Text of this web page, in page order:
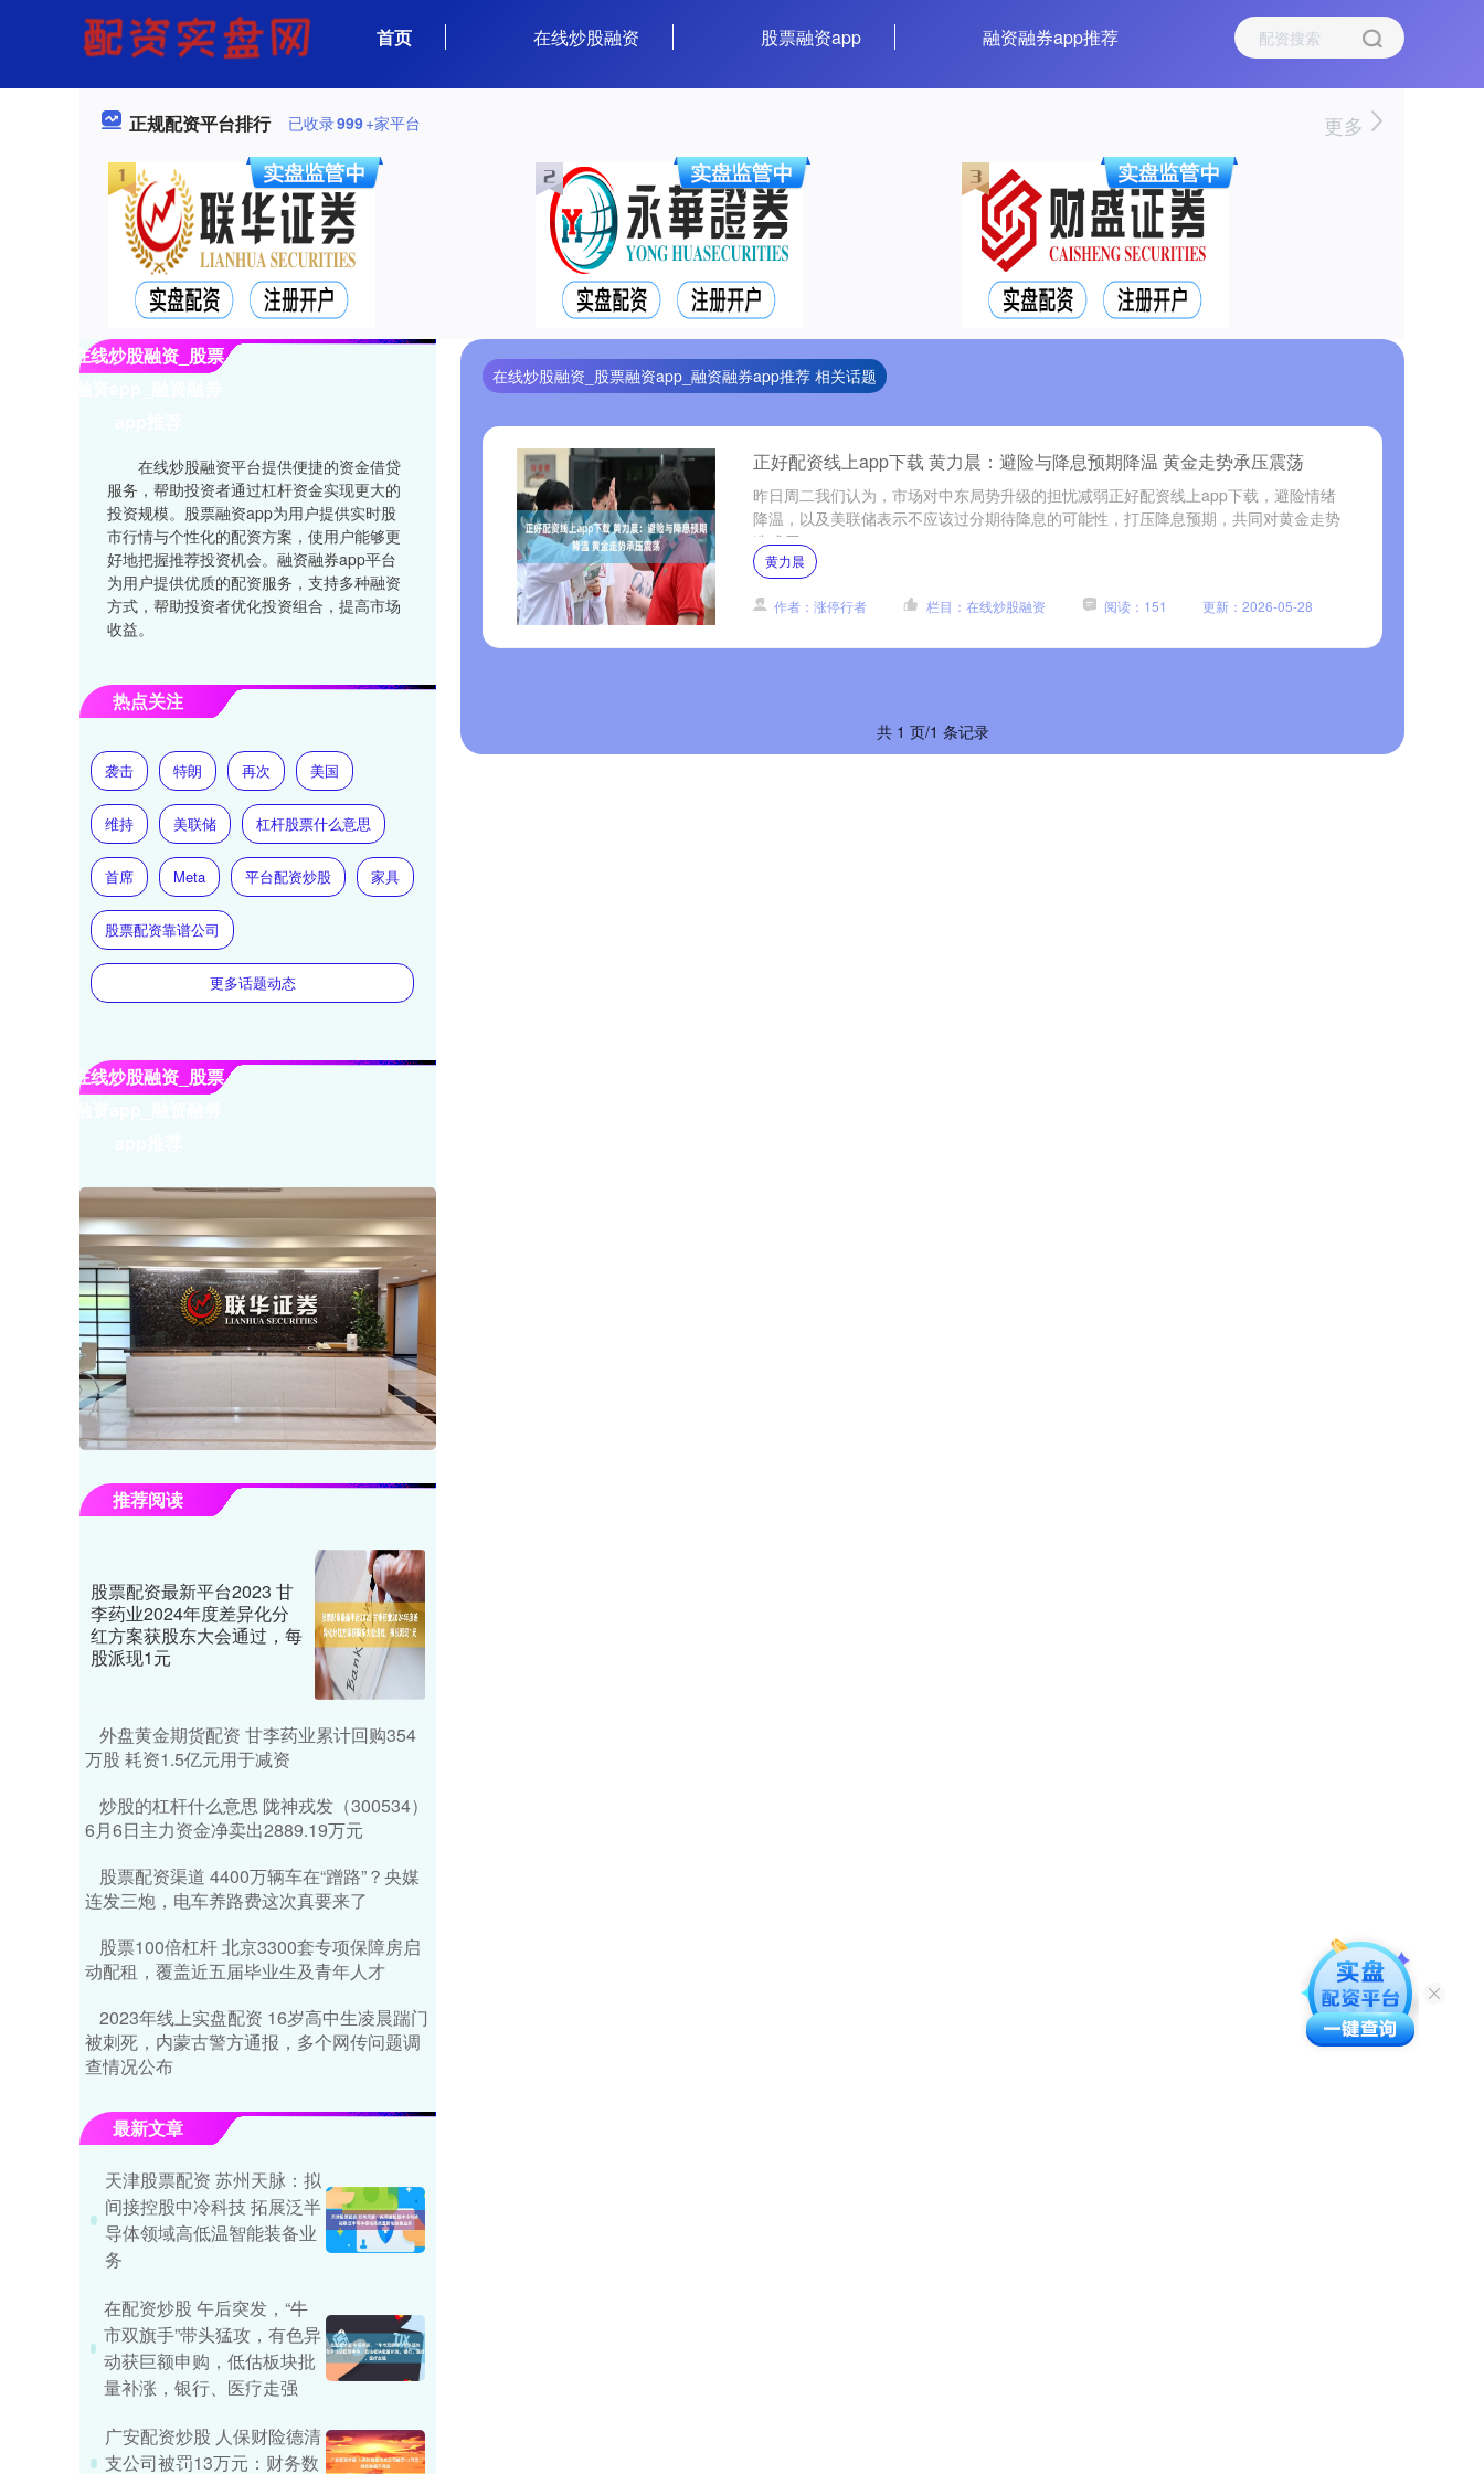
首页 在线炒股融资 股票融资app 融资融券app推荐
正规配资平台排行 已收录999+家平台 更多
在线炒股融资_股票融资app_融资融券app推荐 相关话题
正好配资线上app下载 黄力晨：避险与降息预期降温 黄金走势承压震荡
昨日周二我们认为，市场对中东局势升级的担忧减弱正好配资线上app下载，避险情绪
降温，以及美联储表示不应该过分期待降息的可能性，打压降息预期，共同对黄金走势
造成压....
黄力晨
作者：涨停行者 栏目：在线炒股融资 阅读：151 更新：2026-05-28
共 1 页/1 条记录
在线炒股融资_股票
在线炒股融资平台提供便捷的资金借贷
服务，帮助投资者通过杠杆资金实现更大的
投资规模。股票融资app为用户提供实时股
市行情与个性化的配资方案，使用户能够更
好地把握推荐投资机会。融资融券app平台
为用户提供优质的配资服务，支持多种融资
方式，帮助投资者优化投资组合，提高市场
收益。
热点关注
袭击 特朗 再次 美国
维持 美联储 杠杆股票什么意思
首席 Meta 平台配资炒股 家具
股票配资靠谱公司
更多话题动态
在线炒股融资_股票
推荐阅读
股票配资最新平台2023 甘
李药业2024年度差异化分
红方案获股东大会通过，每
股派现1元
外盘黄金期货配资 甘李药业累计回购354
万股 耗资1.5亿元用于减资
炒股的杠杆什么意思 陇神戎发（300534）
6月6日主力资金净卖出2889.19万元
股票配资渠道 4400万辆车在“蹭路”？央媒
连发三炮，电车养路费这次真要来了
股票100倍杠杆 北京3300套专项保障房启
动配租，覆盖近五届毕业生及青年人才
2023年线上实盘配资 16岁高中生凌晨踹门
被刺死，内蒙古警方通报，多个网传问题调
查情况公布
最新文章
天津股票配资 苏州天脉：拟
间接控股中冷科技 拓展泛半
导体领域高低温智能装备业
务
在配资炒股 午后突发，“牛
市双旗手”带头猛攻，有色异
动获巨额申购，低估板块批
量补涨，银行、医疗走强
广安配资炒股 人保财险德清
支公司被罚13万元：财务数